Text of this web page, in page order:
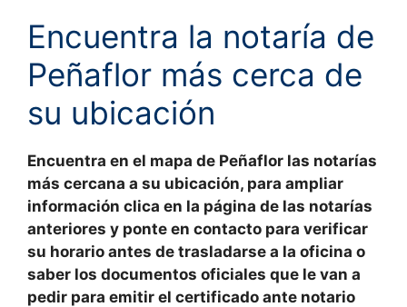
Encuentra la notaría de
Peñaflor más cerca de
su ubicación
Encuentra en el mapa de Peñaflor las notarías
más cercana a su ubicación, para ampliar
información clica en la página de las notarías
anteriores y ponte en contacto para verificar
su horario antes de trasladarse a la oficina o
saber los documentos oficiales que le van a
pedir para emitir el certificado ante notario